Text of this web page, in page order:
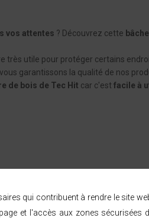
vos attentes ? Découvrez cette
très utile pour protéger certains
garantissons la qualité de nos
de bois de Tec Hit car c'est facile à
qui contribuent à rendre le site
et l'accès aux zones sécurisées